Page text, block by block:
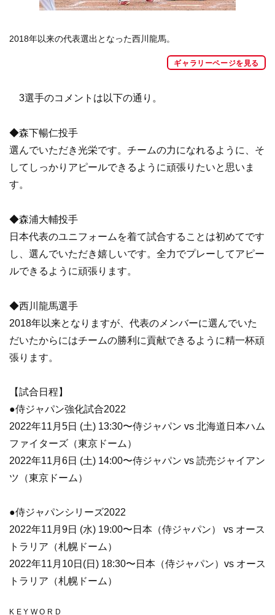
2018年以来の代表選出となった西川龍馬。
ギャラリーページを見る
3選手のコメントは以下の通り。
◆森下暢仁投手
選んでいただき光栄です。チームの力になれるように、そ
してしっかりアピールできるように頑張りたいと思いま
す。
◆森浦大輔投手
日本代表のユニフォームを着て試合することは初めてです
し、選んでいただき嬉しいです。全力でプレーしてアピー
ルできるように頑張ります。
◆西川龍馬選手
2018年以来となりますが、代表のメンバーに選んでいた
だいたからにはチームの勝利に貢献できるように精一杯頑
張ります。
【試合日程】
●侍ジャパン強化試合2022
2022年11月5日 (土) 13:30〜侍ジャパン vs 北海道日本ハム
ファイターズ（東京ドーム）
2022年11月6日 (土) 14:00〜侍ジャパン vs 読売ジャイアン
ツ（東京ドーム）
●侍ジャパンシリーズ2022
2022年11月9日 (水) 19:00〜日本（侍ジャパン） vs オース
トラリア（札幌ドーム）
2022年11月10日(日) 18:30〜日本（侍ジャパン）vs オース
トラリア（札幌ドーム）
KEYWORD